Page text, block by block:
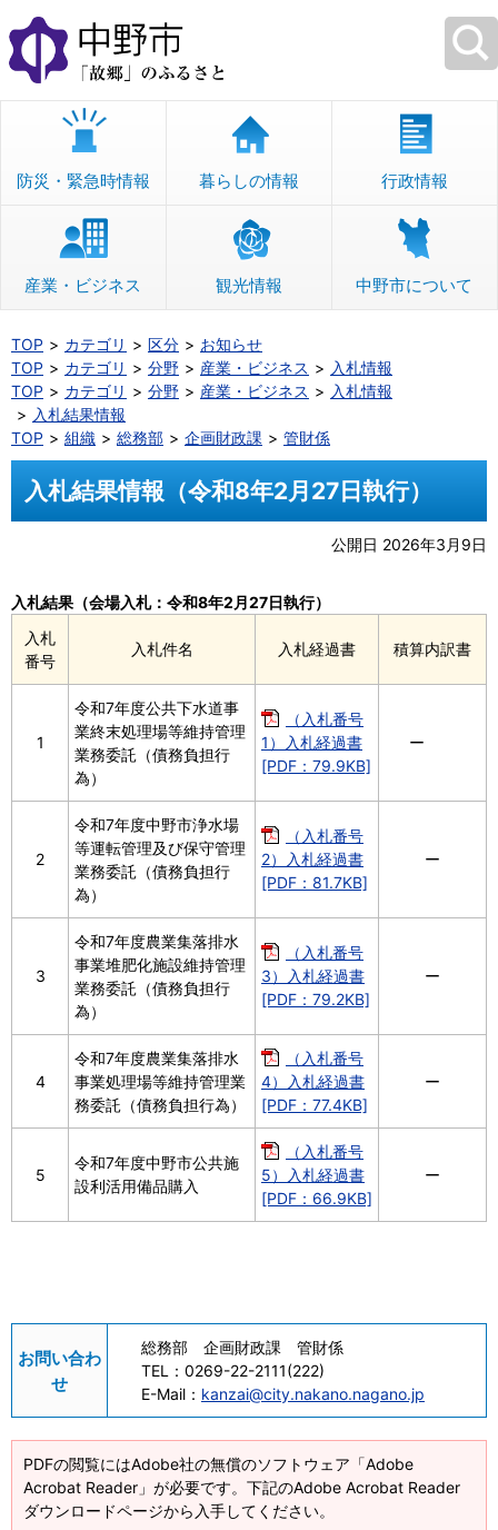
本
文
へ
移
防災・緊急時情報 暮らしの情報 行政情報
産業・ビジネス 観光情報 中野市について
TOP カテゴリ 区分
お知らせ
TOP
カテゴリ 分野 産業・ビジネス
入札情報
TOP
カテゴリ 分野 産業・ビジネス
入札情報
入札結果情報
TOP
組織 総務部 企画財政課 管財係
入札結果情報（令和8年2月27日執行）
公開日 2026年3月9日
入札
番号
入札件名 入札経過書 積算内訳書
入札結果（会場入札：令和8年2月27日執行）
1
令和7年度公共下水道事
業終末処理場等維持管理
業務委託（債務負担行
為）
（入札番号
1）入札経過書
[PDF：79.9KB]
ー
2
令和7年度中野市浄水場
等運転管理及び保守管理
業務委託（債務負担行
為）
（入札番号
2）入札経過書
[PDF：81.7KB]
ー
3
令和7年度農業集落排水
事業堆肥化施設維持管理
業務委託（債務負担行
為）
（入札番号
3）入札経過書
[PDF：79.2KB]
ー
4
令和7年度農業集落排水
事業処理場等維持管理業
務委託（債務負担行為）
（入札番号
4）入札経過書
[PDF：77.4KB]
ー
5
令和7年度中野市公共施
設利活用備品購入
（入札番号
5）入札経過書
[PDF：66.9KB]
ー
お問い合わ
せ
総務部 企画財政課 管財係
TEL： 0269-22-2111(222)
E-Mail： kanzai@city.nakano.nagano.jp
PDFの閲覧にはAdobe社の無償のソフトウェア「Adobe
Acrobat Reader」が必要です。下記のAdobe Acrobat Reader
ダウンロードページから入手してください。